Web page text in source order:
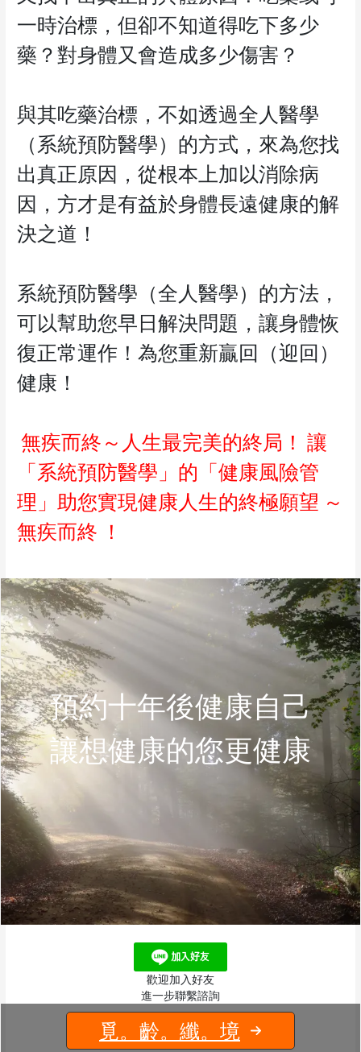
一時治標，但卻不知道得吃下多少
藥？對身體又會造成多少傷害？
與其吃藥治標，不如透過全人醫學
（系統預防醫學）的方式，來為您找
出真正原因，從根本上加以消除病
因，方才是有益於身體長遠健康的解
決之道！
系統預防醫學（全人醫學）的方法，
可以幫助您早日解決問題，讓身體恢
復正常運作！為您重新贏回（迎回）
健康！
無疾而終～人生最完美的終局！ 讓
「系統預防醫學」的「健康風險管
理」助您實現健康人生的終極願望 ～
無疾而終 ！
預約十年後健康自己
讓想健康的您更健康
歡迎加入好友
進一步聯繫諮詢
覓。齡。纖。境